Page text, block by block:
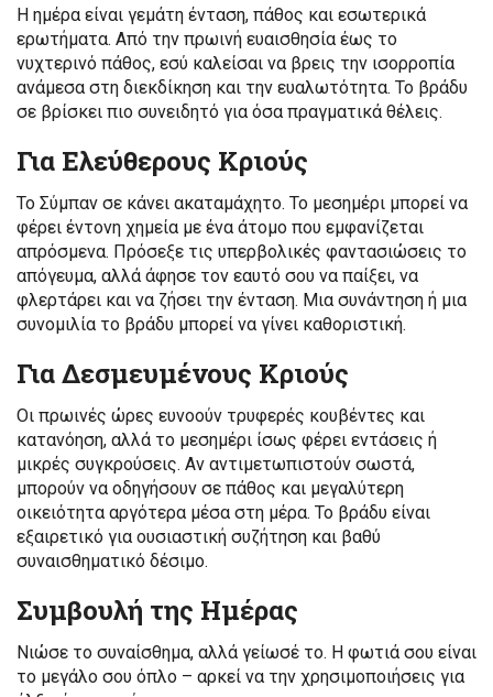
Η ημέρα είναι γεμάτη ένταση, πάθος και εσωτερικά
ερωτήματα. Από την πρωινή ευαισθησία έως το
νυχτερινό πάθος, εσύ καλείσαι να βρεις την ισορροπία
ανάμεσα στη διεκδίκηση και την ευαλωτότητα. Το βράδυ
σε βρίσκει πιο συνειδητό για όσα πραγματικά θέλεις.
Για Ελεύθερους Κριούς
Το Σύμπαν σε κάνει ακαταμάχητο. Το μεσημέρι μπορεί να
φέρει έντονη χημεία με ένα άτομο που εμφανίζεται
απρόσμενα. Πρόσεξε τις υπερβολικές φαντασιώσεις το
απόγευμα, αλλά άφησε τον εαυτό σου να παίξει, να
φλερτάρει και να ζήσει την ένταση. Μια συνάντηση ή μια
συνομιλία το βράδυ μπορεί να γίνει καθοριστική.
Για Δεσμευμένους Κριούς
Οι πρωινές ώρες ευνοούν τρυφερές κουβέντες και
κατανόηση, αλλά το μεσημέρι ίσως φέρει εντάσεις ή
μικρές συγκρούσεις. Αν αντιμετωπιστούν σωστά,
μπορούν να οδηγήσουν σε πάθος και μεγαλύτερη
οικειότητα αργότερα μέσα στη μέρα. Το βράδυ είναι
εξαιρετικό για ουσιαστική συζήτηση και βαθύ
συναισθηματικό δέσιμο.
Συμβουλή της Ημέρας
Νιώσε το συναίσθημα, αλλά γείωσέ το. Η φωτιά σου είναι
το μεγάλο σου όπλο – αρκεί να την χρησιμοποιήσεις για